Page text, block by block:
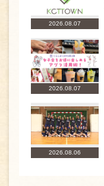
2026.08.07
2026.08.07
2026.08.06